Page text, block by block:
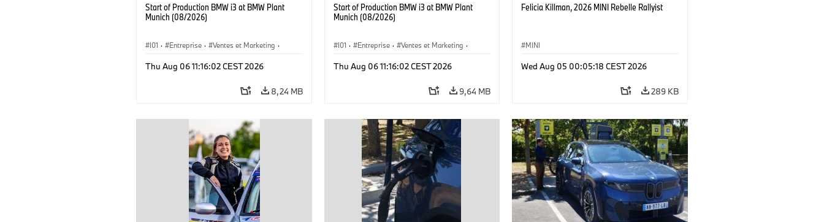
Start of Production BMW i3 at BMW Plant
Munich (08/2026)
I01 · Entreprise · Ventes et Marketing ·
Thu Aug 06 11:16:02 CEST 2026
8,24 MB
Start of Production BMW i3 at BMW Plant
Munich (08/2026)
I01 · Entreprise · Ventes et Marketing ·
Thu Aug 06 11:16:02 CEST 2026
9,64 MB
Felicia Killman, 2026 MINI Rebelle Rallyist
MINI
Wed Aug 05 00:05:18 CEST 2026
289 KB